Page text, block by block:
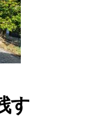
す